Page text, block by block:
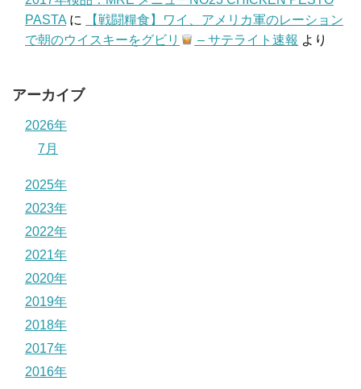
PASTA に
【戦闘糧食】ワイ、アメリカ軍のレーション
で朝のウイスキーをグビリ
– サテライト速報 より
アーカイブ
2026年
7月
2025年
2023年
2022年
2021年
2020年
2019年
2018年
2017年
2016年